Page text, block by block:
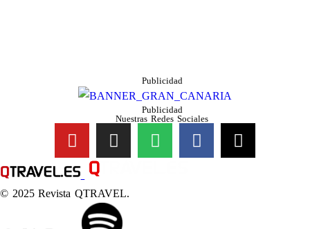
Publicidad
Publicidad
Nuestras Redes Sociales
© 2025 Revista QTRAVEL.